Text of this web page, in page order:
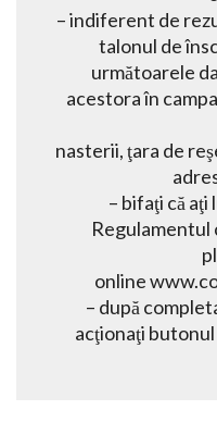
– indiferent de
talonul de
următoarele
acestora în
nasterii, ţara de
– bifaţi că
Regulamentul
online
– după
acţionaţi